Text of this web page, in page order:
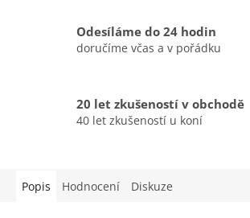
Odesíláme do 24 hodin
doručíme včas a v pořádku
20 let zkušeností v obchodě
40 let zkušeností u koní
Popis Hodnocení Diskuze